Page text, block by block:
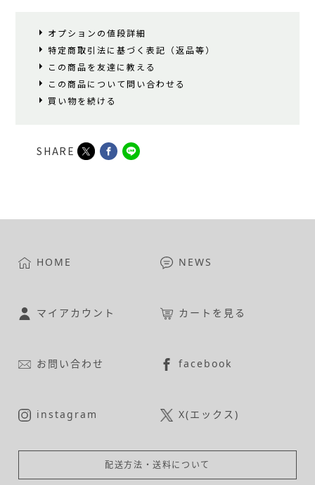
オプションの値段詳細
特定商取引法に基づく表記（返品等）
この商品を友達に教える
この商品について問い合わせる
買い物を続ける
SHARE
HOME NEWS
マイアカウント カートを見る
お問い合わせ facebook
instagram X(エックス)
配送方法・送料について